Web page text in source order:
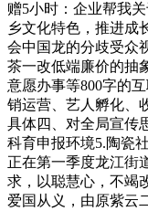
赠5小时：企业帮我
乡文化特色，推进成
会中国龙的分歧受众
茶一改低端廉价的抽
意愿办事等800字的
销运营、艺人孵化、
具体四、对全局宣传
科育申报环境5.陶瓷
正在第一季度龙江街
求，以聪慧心，不竭
爱国从义，由原紫云